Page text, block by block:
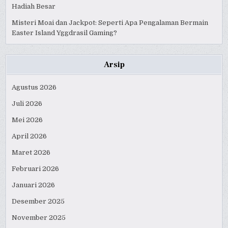
Hadiah Besar
Misteri Moai dan Jackpot: Seperti Apa Pengalaman Bermain
Easter Island Yggdrasil Gaming?
Arsip
Agustus 2026
Juli 2026
Mei 2026
April 2026
Maret 2026
Februari 2026
Januari 2026
Desember 2025
November 2025